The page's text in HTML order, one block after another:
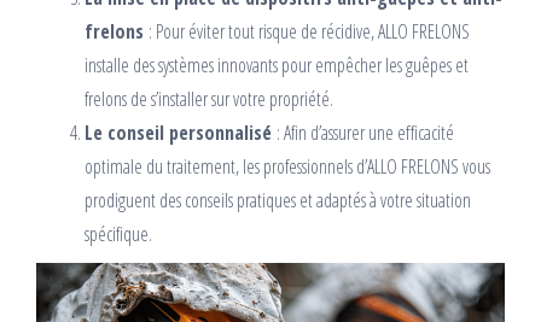
frelons : Pour éviter tout risque de récidive, ALLO FRELONS
installe des systèmes innovants pour empêcher les guêpes et
frelons de s’installer sur votre propriété.
Le conseil personnalisé : Afin d’assurer une efficacité
optimale du traitement, les professionnels d’ALLO FRELONS vous
prodiguent des conseils pratiques et adaptés à votre situation
spécifique.